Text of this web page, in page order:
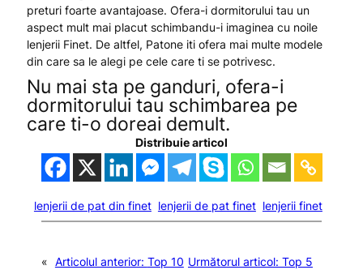
preturi foarte avantajoase. Ofera-i dormitorului tau un
aspect mult mai placut schimbandu-i imaginea cu noile
lenjerii Finet. De altfel, Patone iti ofera mai multe modele
din care sa le alegi pe cele care ti se potrivesc.
Nu mai sta pe ganduri, ofera-i
dormitorului tau schimbarea pe
care ti-o doreai demult.
Distribuie articol
lenjerii de pat din finet lenjerii de pat finet lenjerii finet
« Articolul anterior: Top 10 Următorul articol: Top 5